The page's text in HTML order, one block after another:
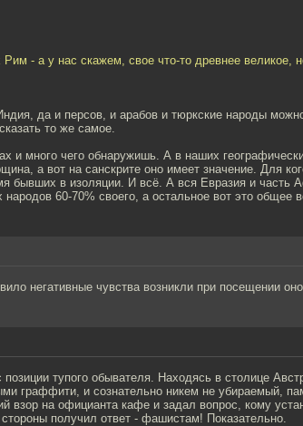
- а у нас скажем, свое что-то древнее великое,
да и персов, и арабов и тюркские народы
то же самое.
и много чего обнаружишь. А в наших
а вот на санскрите оно имеет значение. Для
бывших в изоляции. И всё. А вся Евразия и часть
60-70% своего, а остальное вот это общее
негативные чувства возникли при посещении
позиции тупого обывателя. Находясь в столице
граффити, и сознательно никем не убираемый,
взор на официанта кафе и задал вопрос, кому
получил ответ - фашистам! Показательно.